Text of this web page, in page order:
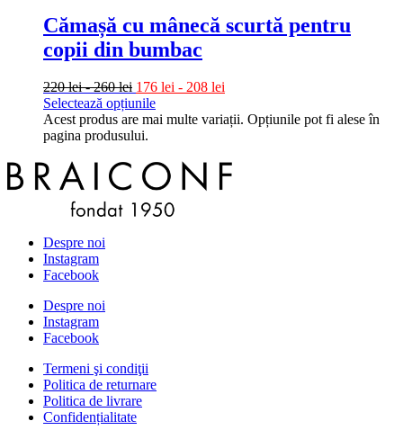
Cămașă cu mânecă scurtă pentru
copii din bumbac
220lei-260lei 176 lei - 208 lei
Selectează opțiunile
Acest produs are mai multe variații. Opțiunile pot fi alese în
pagina produsului.
Despre noi
Instagram
Facebook
Despre noi
Instagram
Facebook
Termeni şi condiţii
Politica de returnare
Politica de livrare
Confidențialitate